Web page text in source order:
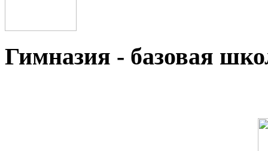
Гимназия - базовая